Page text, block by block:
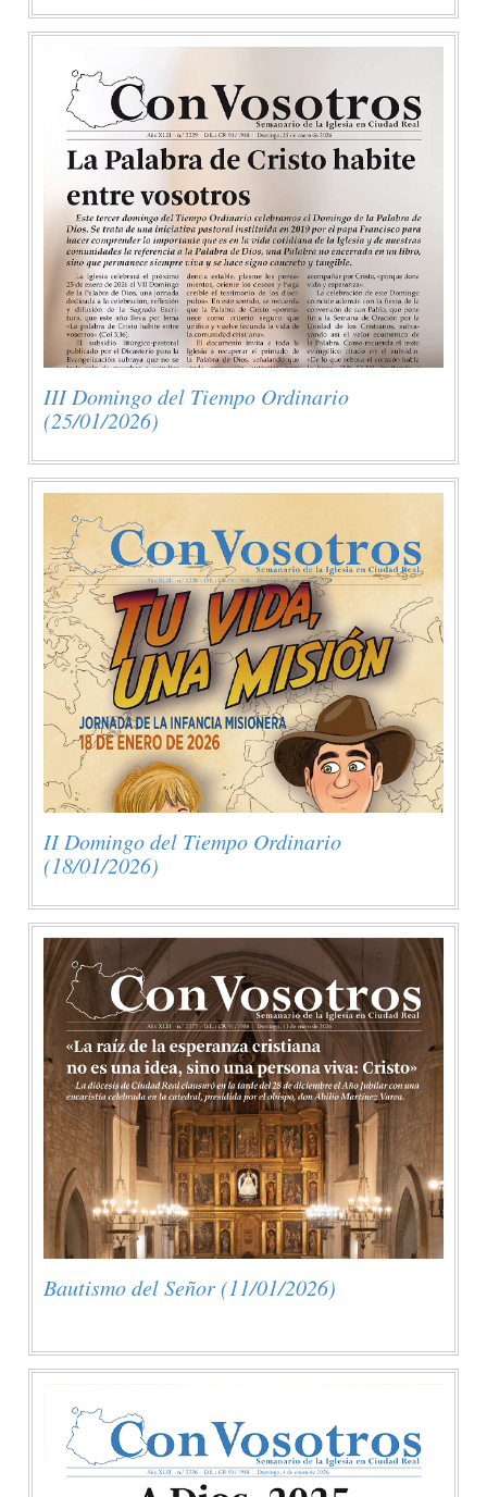
III Domingo del Tiempo Ordinario
(25/01/2026)
II Domingo del Tiempo Ordinario
(18/01/2026)
Bautismo del Señor (11/01/2026)